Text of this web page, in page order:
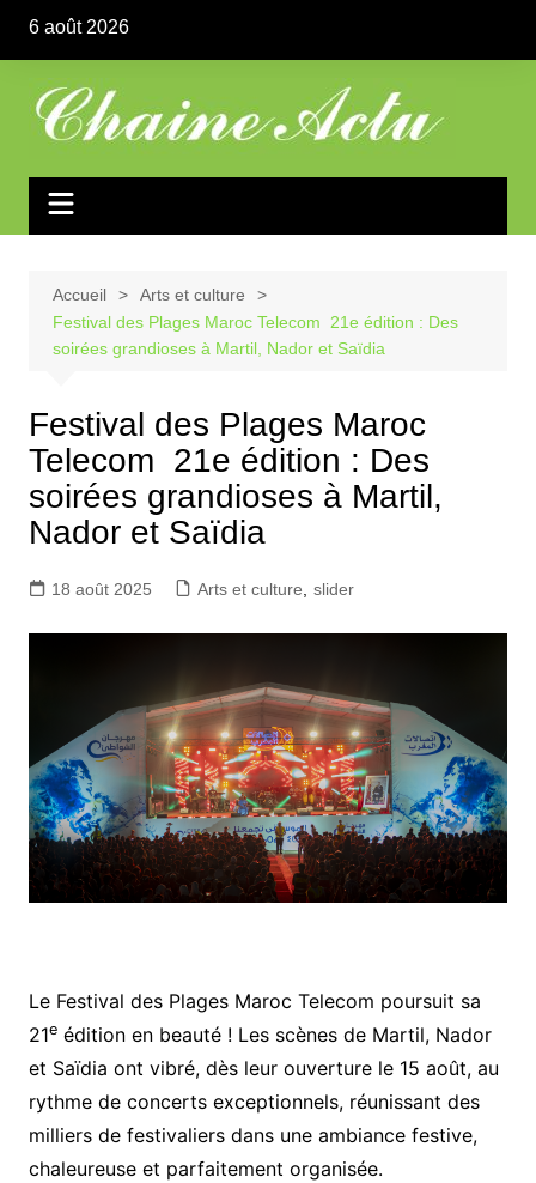
contenu
6 août 2026
Accueil
Arts et culture
Festival des Plages Maroc Telecom 21e édition : Des
soirées grandioses à Martil, Nador et Saïdia
Festival des Plages Maroc
Telecom 21e édition : Des
soirées grandioses à Martil,
Nador et Saïdia
18 août 2025 Arts et culture slider
Le Festival des Plages Maroc Telecom poursuit sa
21eédition en beauté ! Les scènes de Martil, Nador
et Saïdia ont vibré, dès leur ouverture le 15 août, au
rythme de concerts exceptionnels, réunissant des
milliers de festivaliers dans une ambiance festive,
chaleureuse et parfaitement organisée.